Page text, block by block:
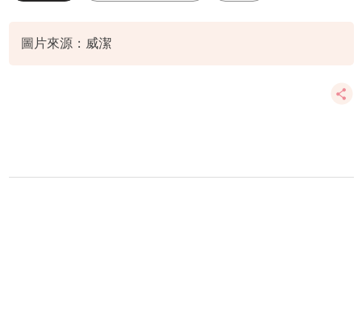
圖片來源：威潔